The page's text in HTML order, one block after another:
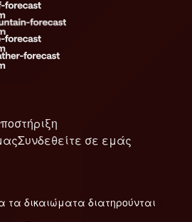
Συνδεθείτε σε εμάς
τα δικαιώματα διατηρούνται